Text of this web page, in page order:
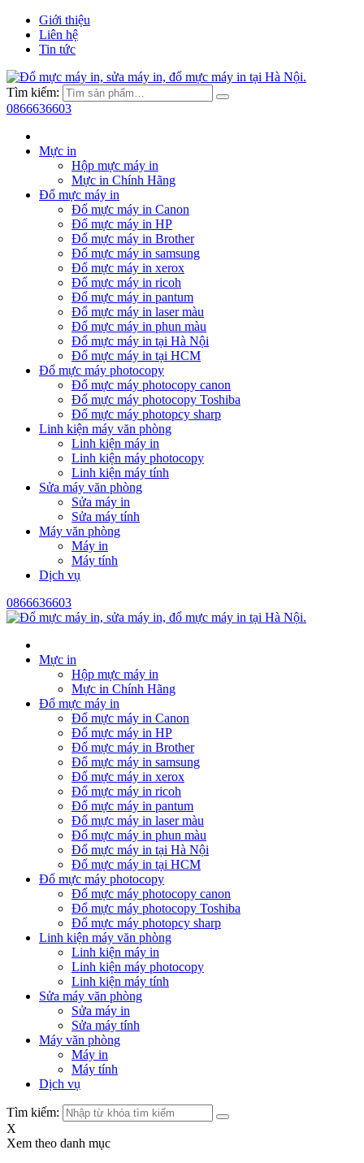
Giới thiệu
Liên hệ
Tin tức
Tìm kiếm:
0866636603
Mực in
Hộp mực máy in
Mực in Chính Hãng
Đổ mực máy in
Đổ mực máy in Canon
Đổ mực máy in HP
Đổ mực máy in Brother
Đổ mực máy in samsung
Đổ mực máy in xerox
Đổ mực máy in ricoh
Đổ mực máy in pantum
Đổ mực máy in laser màu
Đổ mực máy in phun màu
Đổ mực máy in tại Hà Nội
Đổ mực máy in tại HCM
Đổ mực máy photocopy
Đổ mực máy photocopy canon
Đổ mực máy photocopy Toshiba
Đổ mực máy photopcy sharp
Linh kiện máy văn phòng
Linh kiện máy in
Linh kiện máy photocopy
Linh kiện máy tính
Sửa máy văn phòng
Sửa máy in
Sửa máy tính
Máy văn phòng
Máy in
Máy tính
Dịch vụ
0866636603
Mực in
Hộp mực máy in
Mực in Chính Hãng
Đổ mực máy in
Đổ mực máy in Canon
Đổ mực máy in HP
Đổ mực máy in Brother
Đổ mực máy in samsung
Đổ mực máy in xerox
Đổ mực máy in ricoh
Đổ mực máy in pantum
Đổ mực máy in laser màu
Đổ mực máy in phun màu
Đổ mực máy in tại Hà Nội
Đổ mực máy in tại HCM
Đổ mực máy photocopy
Đổ mực máy photocopy canon
Đổ mực máy photocopy Toshiba
Đổ mực máy photopcy sharp
Linh kiện máy văn phòng
Linh kiện máy in
Linh kiện máy photocopy
Linh kiện máy tính
Sửa máy văn phòng
Sửa máy in
Sửa máy tính
Máy văn phòng
Máy in
Máy tính
Dịch vụ
Tìm kiếm:
X
Xem theo danh mục